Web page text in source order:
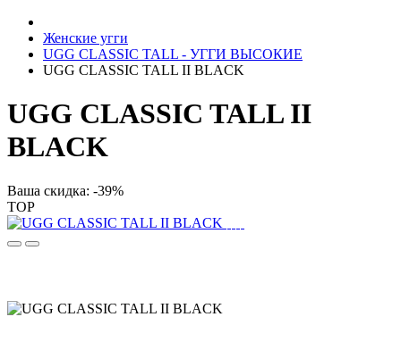
Женские угги
UGG CLASSIC TALL - УГГИ ВЫСОКИЕ
UGG CLASSIC TALL II BLACK
UGG CLASSIC TALL II
BLACK
Ваша скидка: -39%
TOP